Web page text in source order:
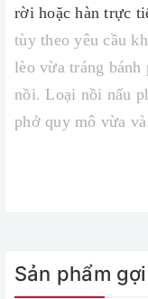
rời hoặc hàn trực
tùy theo yêu cầu
lèo vừa tráng
nồi. Loại nồi nấu
phở quy mô vừa
ưu chi phí cho chủ
Sản phẩm